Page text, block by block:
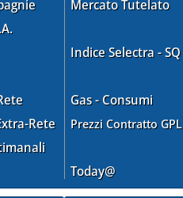
Rete
Mercato Tutelato
Indice Selectra - SQ
Gas - Consumi
Prezzi Contratto GPL
Today@